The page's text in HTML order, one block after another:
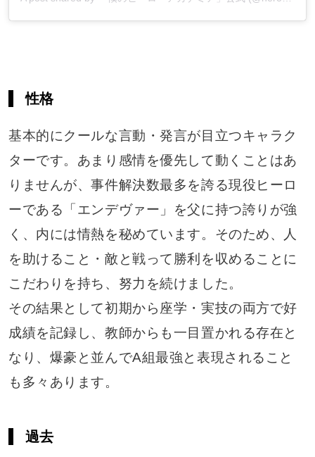
性格
基本的にクールな言動・発言が目立つキャラク
ターです。あまり感情を優先して動くことはあ
りませんが、事件解決数最多を誇る現役ヒーロ
ーである「エンデヴァー」を父に持つ誇りが強
く、内には情熱を秘めています。そのため、人
を助けること・敵と戦って勝利を収めることに
こだわりを持ち、努力を続けました。
その結果として初期から座学・実技の両方で好
成績を記録し、教師からも一目置かれる存在と
なり、爆豪と並んでA組最強と表現されること
も多々あります。
過去